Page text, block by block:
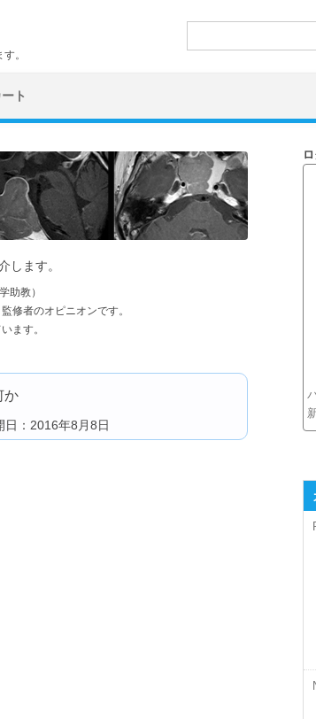
。
検
ト
します。
助教）
修者のオピニオンです。
ます。
か
：2016年8月8日